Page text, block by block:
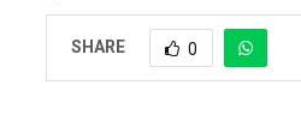
SHARE 0